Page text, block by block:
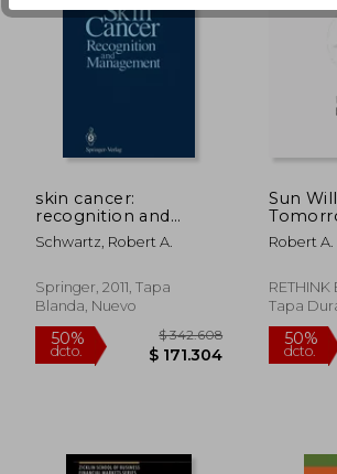
skin cancer:
recognition and
management (en
Inglés)
Schwartz, Robert A.
Springer, 2011, Tapa
Blanda, Nuevo
Sun
Robert
RETHINK
Tapa